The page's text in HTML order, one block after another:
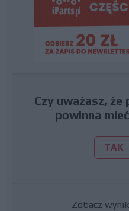
Czy uważasz,
powinna
TAK
Zobacz